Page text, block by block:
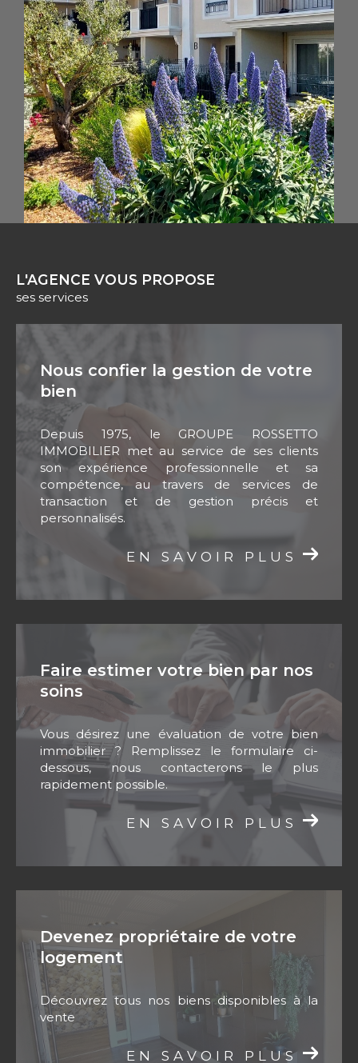
Que vous souhaitiez vendre votre maison,
appartement, ou terrain, notre équipe de
professionnels est à votre disposition pour
vous accompagner tout au long du
processus. Nous vous offrons une estimation
précise de votre bien, une stratégie de vente
personnalisée, et une visibilité optimale grâce
à nos outils marketing performants. Faire
appel à notre agence, c'est bénéficier d'une
expertise reconnue et d'un réseau solide pour
réaliser votretransaction à La Craudans les
La Crau ou souhaitent mettre leur propriété
complet de gestion locative. Notre agence
locataires à la gestion des loyers, en passant
par les états des lieux et l'entretien des biens.
Nous nous engageons à trouver des locataires
sérieux et à assurer un suivi rigoureux pour
garantir votre tranquillité d'esprit.
Estimation de votre bien
immobilier
Vous envisagez de vendre ou de louer votre
bien et souhaitez connaître sa valeur sur le
fournir une évaluation juste et objective. Faire
jamais été aussi simple avec Groupe Rossetto
Immobilier. Contactez-nous pour bénéficier
de notre expertise et obtenir un avis de valeur
fiable et détaillé.
L'AGENCE VOUS PROPOSE
ses services
Nous confier la gestion de votre
bien
Depuis 1975, le GROUPE ROSSETTO
IMMOBILIER met au service de ses clients
son expérience professionnelle et sa
compétence, au travers de services de
transaction et de gestion précis et
personnalisés.
EN SAVOIR PLUS
Faire estimer votre bien par nos
soins
Vous désirez une évaluation de votre bien
immobilier ? Remplissez le formulaire ci-
dessous, nous contacterons le plus
rapidement possible.
EN SAVOIR PLUS
Devenez propriétaire de votre
logement
Découvrez tous nos biens disponibles à la
vente
EN SAVOIR PLUS